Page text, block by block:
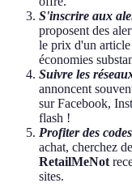
S'inscrire aux
proposent des
le prix d'un article
économies
Suivre les
annoncent
sur Facebook,
flash !
Profiter des
achat, cherchez
RetailMeNot
sites.